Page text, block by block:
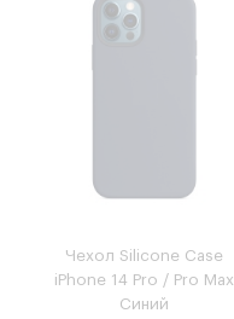
Чехол Silicone Case
iPhone 14 Pro / Pro Max
Синий